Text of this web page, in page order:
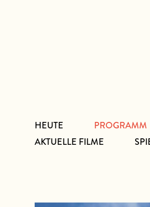
HEUTE
PROGRAMM
AKTUELLE FILME